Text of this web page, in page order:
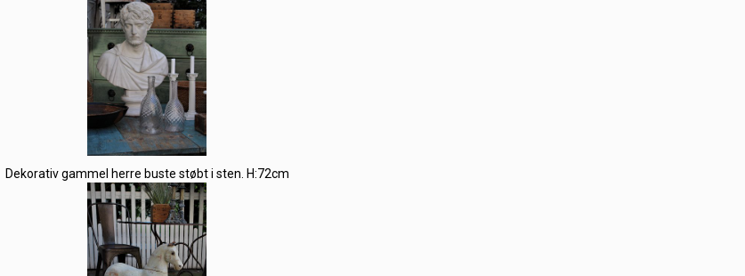
Dekorativ gammel herre buste støbt i sten. H:72cm